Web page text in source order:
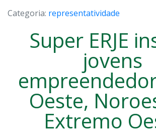
Categoria: representatividade
Super ERJE
jovens
Oeste,
Extremo